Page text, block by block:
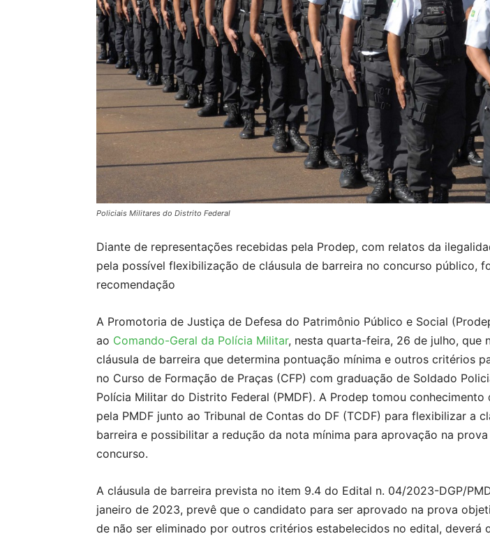
Policiais Militares do Distrito Federal
Diante de representações recebidas pela Prodep, com relatos da
pela possível flexibilização de cláusula de barreira no concurso público,
recomendação
A Promotoria de Justiça de Defesa do Patrimônio Público e Social
ao Comando-Geral da Polícia Militar, nesta quarta-feira, 26 de julho, que
cláusula de barreira que determina pontuação mínima e outros critérios
no Curso de Formação de Praças (CFP) com graduação de Soldado
Polícia Militar do Distrito Federal (PMDF). A Prodep tomou conhecimento
pela PMDF junto ao Tribunal de Contas do DF (TCDF) para flexibilizar a
barreira e possibilitar a redução da nota mínima para aprovação na
concurso.
A cláusula de barreira prevista no item 9.4 do Edital n. 04/2023-DGP/
janeiro de 2023, prevê que o candidato para ser aprovado na prova
de não ser eliminado por outros critérios estabelecidos no edital, deverá